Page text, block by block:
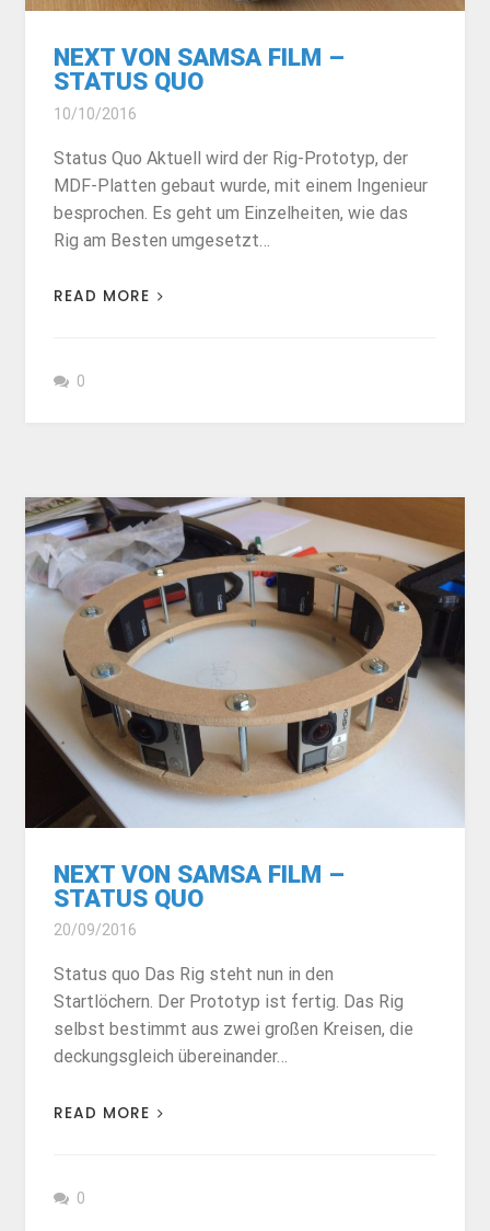
NEXT VON SAMSA FILM –
STATUS QUO
10/10/2016
Status Quo Aktuell wird der Rig-Prototyp, der
MDF-Platten gebaut wurde, mit einem Ingenieur
besprochen. Es geht um Einzelheiten, wie das
Rig am Besten umgesetzt…
READ MORE
0
NEXT VON SAMSA FILM –
STATUS QUO
20/09/2016
Status quo Das Rig steht nun in den
Startlöchern. Der Prototyp ist fertig. Das Rig
selbst bestimmt aus zwei großen Kreisen, die
deckungsgleich übereinander…
READ MORE
0